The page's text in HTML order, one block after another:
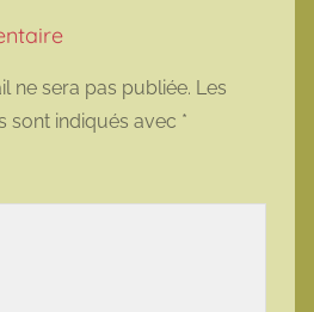
ne sera pas publiée. Les
sont indiqués avec *